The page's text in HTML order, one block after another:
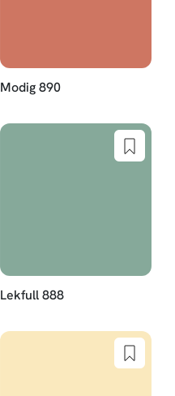
Modig 890
Lekfull 888